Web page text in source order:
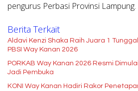
pengurus Perbasi Provinsi
Berita Terkait
Aldavi Kenzi Shaka Raih Juara 1
PBSI Way Kanan 2026
PORKAB Way Kanan 2026 Resmi
Jadi Pembuka
KONI Way Kanan Hadiri Rakor